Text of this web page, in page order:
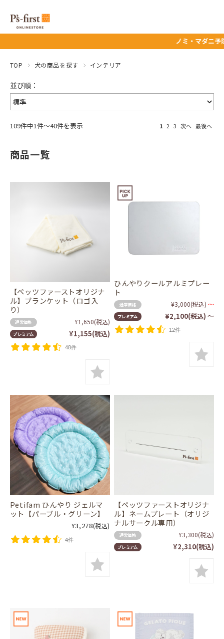
ノミ・マダニ予防薬タイムセー
TOP 犬の商品を探す インテリア
109件中1件～40件を表示 1 2 3 次へ 最後へ
商品一覧
【ペッツファーストオリジナ
ル】ブランケット（ロゴ入
り）
通常価格 ¥1,650(税込)
プレミアム ¥1,155(税込)
48件
ひんやりクールアルミプレー
ト
通常価格 ¥3,000(税込) ～
プレミアム ¥2,100(税込) ～
12件
Petifam ひんやり ジェルマ
ット【パープル・グリーン】
¥3,278(税込)
4件
【ペッツファーストオリジナ
ル】ネームプレート（オリジ
ナルサークル専用）
通常価格 ¥3,300(税込)
プレミアム ¥2,310(税込)